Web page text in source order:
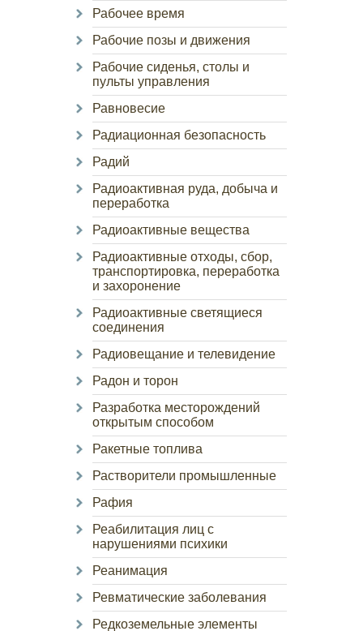
Рабочее время
Рабочие позы и движения
Рабочие сиденья, столы и
пульты управления
Равновесие
Радиационная безопасность
Радий
Радиоактивная руда, добыча и
переработка
Радиоактивные вещества
Радиоактивные отходы, сбор,
транспортировка, переработка
и захоронение
Радиоактивные светящиеся
соединения
Радиовещание и телевидение
Радон и торон
Разработка месторождений
открытым способом
Ракетные топлива
Растворители промышленные
Рафия
Реабилитация лиц с
нарушениями психики
Реанимация
Ревматические заболевания
Редкоземельные элементы